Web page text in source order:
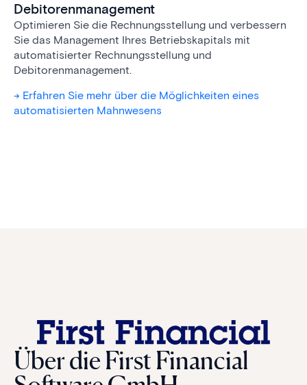
Debitorenmanagement
Optimieren Sie die Rechnungsstellung und verbessern
Sie das Management Ihres Betriebskapitals mit
automatisierter Rechnungsstellung und
Debitorenmanagement.
-> Erfahren Sie mehr über die Möglichkeiten eines
automatisierten Mahnwesens
Über die First Financial